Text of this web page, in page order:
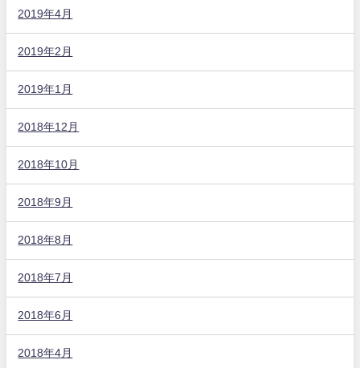
2019年4月
2019年2月
2019年1月
2018年12月
2018年10月
2018年9月
2018年8月
2018年7月
2018年6月
2018年4月